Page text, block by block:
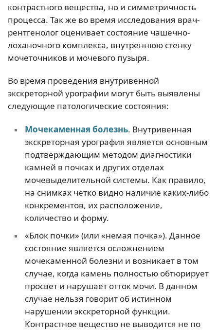
контрастного вещества, но и симметричность
процесса. Так же во время исследования врач-
рентгенолог оценивает состояние чашечно-
лоханочного комплекса, внутреннюю стенку
мочеточников и мочевого пузыря.
Во время проведения внутривенной
экскреторной урографии могут быть выявлены
следующие патологические состояния:
Мочекаменная болезнь. Внутривенная
экскреторная урография является основным
подтверждающим методом диагностики
камней в почках и других отделах
мочевыделительной системы. Как правило,
на снимках четко видно наличие каких-либо
конкрементов, их расположение,
количество и форму.
«Блок почки» (или «немая почка»). Данное
состояние является осложнением
мочекаменной болезни и возникает в том
случае, когда камень полностью обтюрирует
просвет и нарушает отток мочи. В данном
случае нельзя говорит об истинном
нарушении экскреторной функции.
Контрастное вещество не выводится не по